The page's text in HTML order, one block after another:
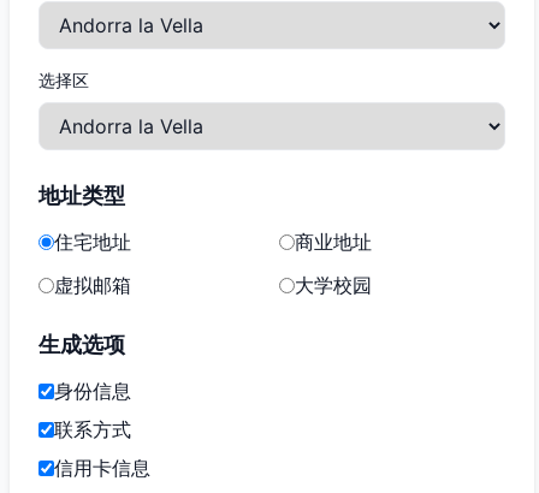
选择区
地址类型
住宅地址
商业地址
虚拟邮箱
大学校园
生成选项
身份信息
联系方式
信用卡信息